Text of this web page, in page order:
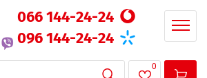
066 144-24-24
096 144-24-24
0